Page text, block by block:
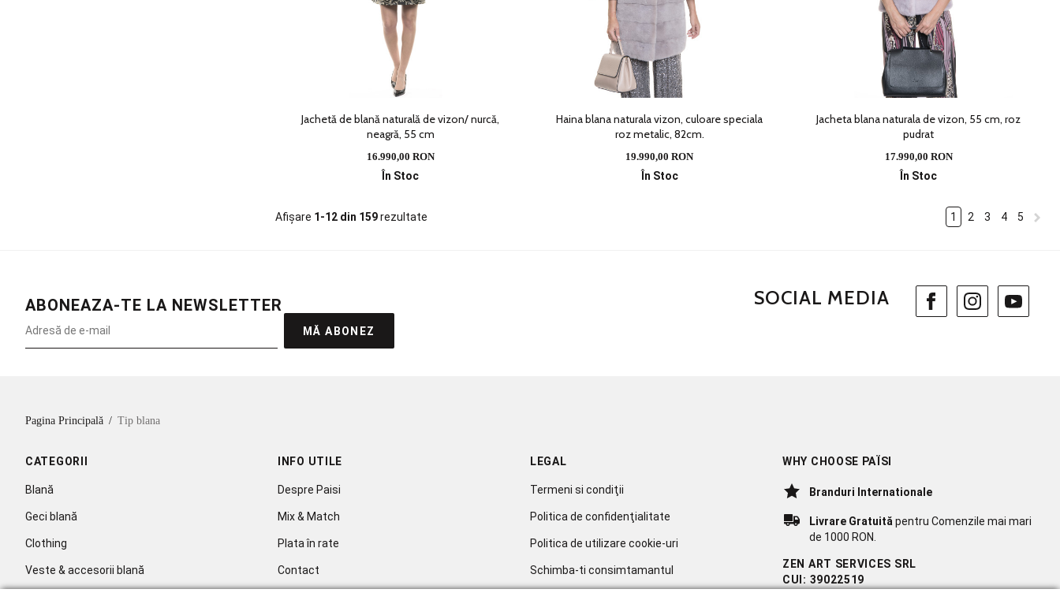
Jachetă de blană naturală de vizon/ nurcă,
neagră, 55 cm
16.990,00 RON
În Stoc
Haina blana naturala vizon, culoare speciala
roz metalic, 82cm.
19.990,00 RON
În Stoc
Jacheta blana naturala de vizon, 55 cm, roz
pudrat
17.990,00 RON
În Stoc
1 2 3 4 5
Afișare 1-12 din 159rezultate
ABONEAZA-TE LA NEWSLETTER
MĂ ABONEZ
SOCIAL MEDIA
Pagina Principală / Tip blana
CATEGORII
Blană
Geci blană
Clothing
Veste & accesorii blană
INFO UTILE
Despre Paisi
Mix & Match
Plata în rate
Contact
LEGAL
Termeni si condiţii
Politica de confidenţialitate
Politica de utilizare cookie-uri
Schimba-ti consimtamantul
WHY CHOOSE PAÏSI
Branduri Internationale
Livrare Gratuită pentru Comenzile mai mari
de 1000 RON.
ZEN ART SERVICES SRL
CUI: 39022519